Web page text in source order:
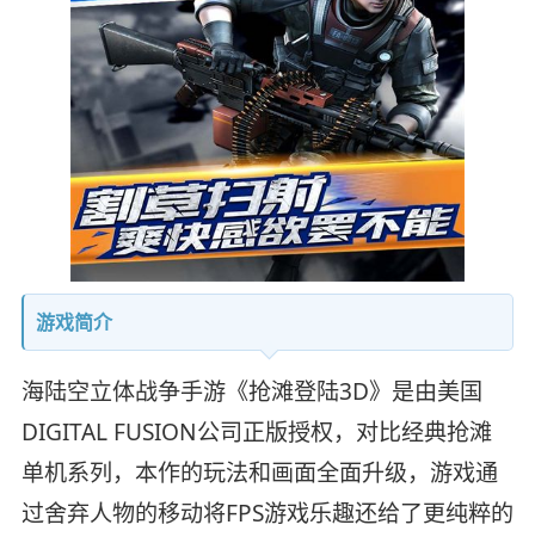
游戏简介
海陆空立体战争手游《抢滩登陆3D》是由美国
DIGITAL FUSION公司正版授权，对比经典抢滩
单机系列，本作的玩法和画面全面升级，游戏通
过舍弃人物的移动将FPS游戏乐趣还给了更纯粹的